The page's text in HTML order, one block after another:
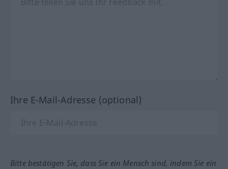
Ihre E-Mail-Adresse (optional)
Bitte bestätigen Sie, dass Sie ein Mensch sind, indem Sie ein